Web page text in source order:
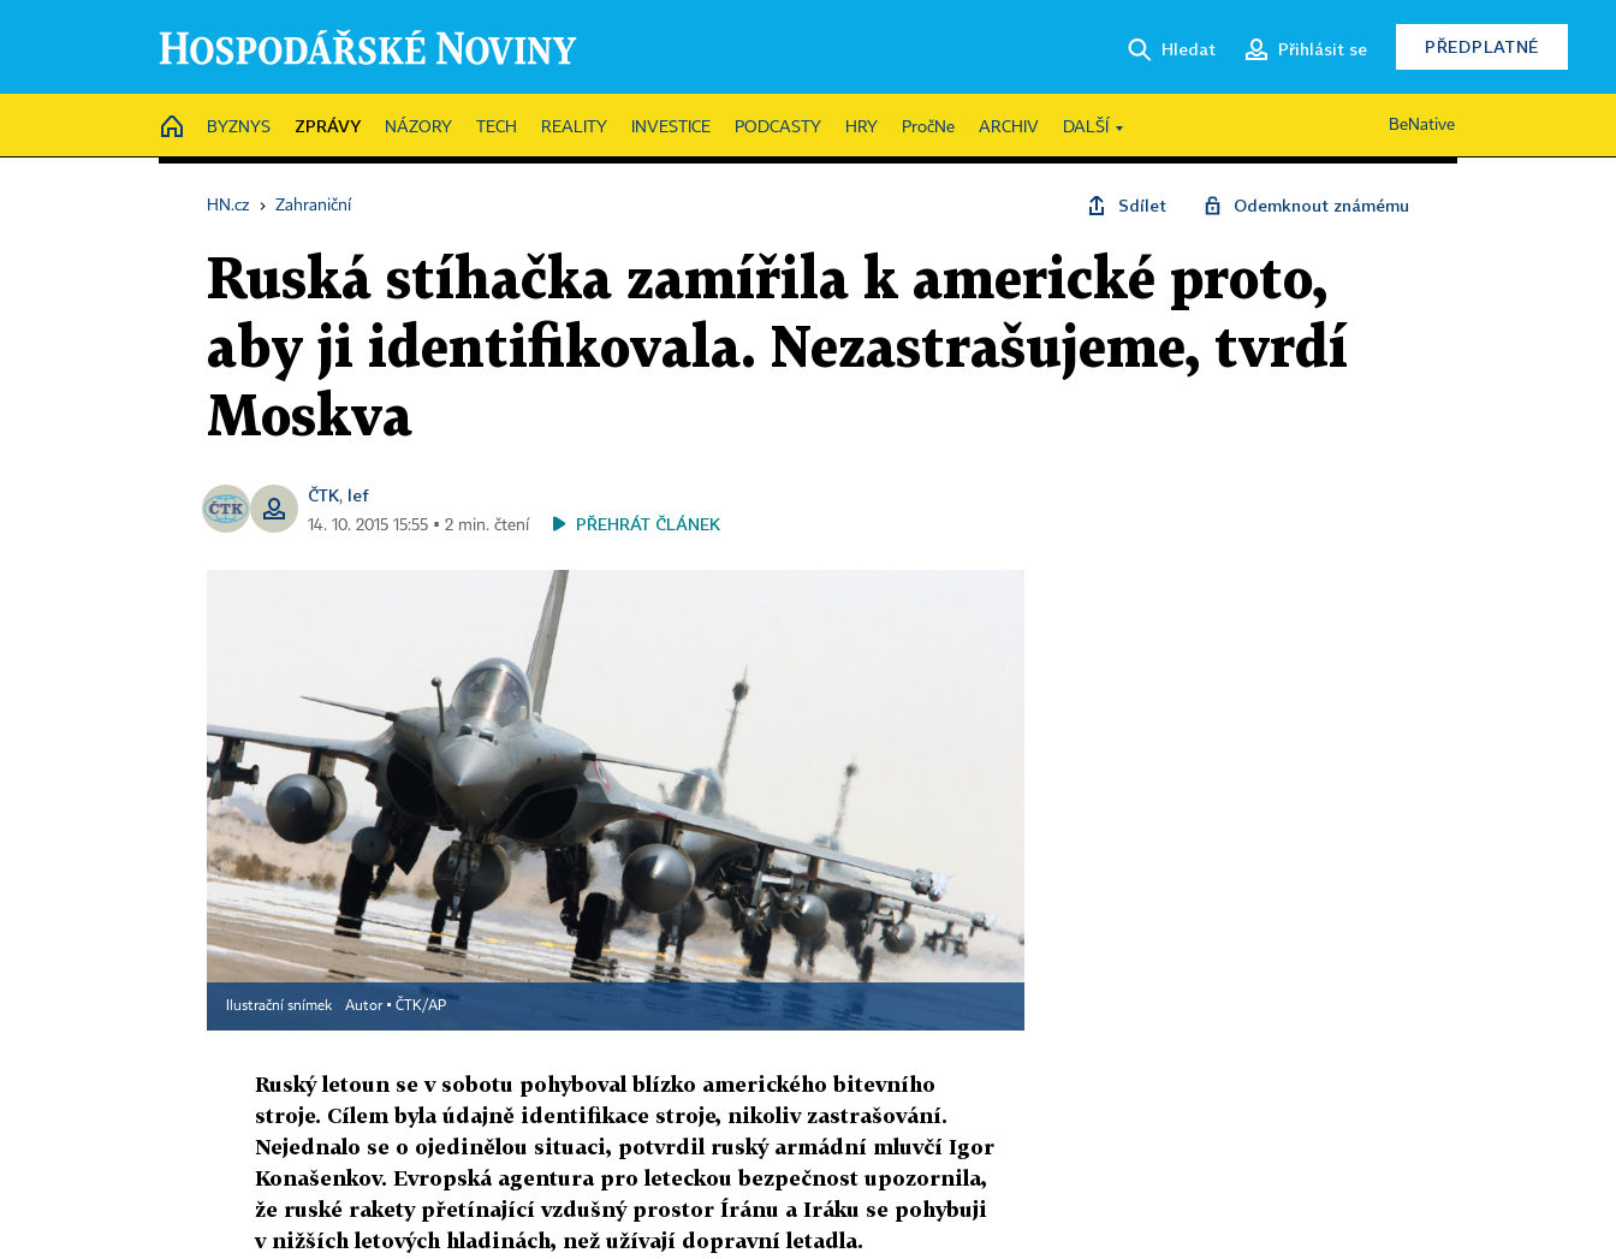
Hledat Přihlásit se PŘEDPLATNÉ
HOME
BYZNYS ZPRÁVY NÁZORY TECH REALITY INVESTICE PODCASTY HRY PročNe ARCHIV DALŠÍ BeNative
HN.cz › Zahraniční Sdílet Odemknout známému
Ruská stíhačka zamířila k americké proto,
aby ji identifikovala. Nezastrašujeme, tvrdí
Moskva
ČTK, lef
14. 10. 2015 15:55 ▪ 2 min. čtení PŘEHRÁT ČLÁNEK
Ilustrační snímek Autor ▪ ČTK/AP
Ruský letoun se v sobotu pohyboval blízko amerického bitevního
stroje. Cílem byla údajně identifikace stroje, nikoliv zastrašování.
Nejednalo se o ojedinělou situaci, potvrdil ruský armádní mluvčí Igor
Konašenkov. Evropská agentura pro leteckou bezpečnost upozornila,
že ruské rakety přetínající vzdušný prostor Íránu a Iráku se pohybuji
v nižších letových hladinách, než užívají dopravní letadla.